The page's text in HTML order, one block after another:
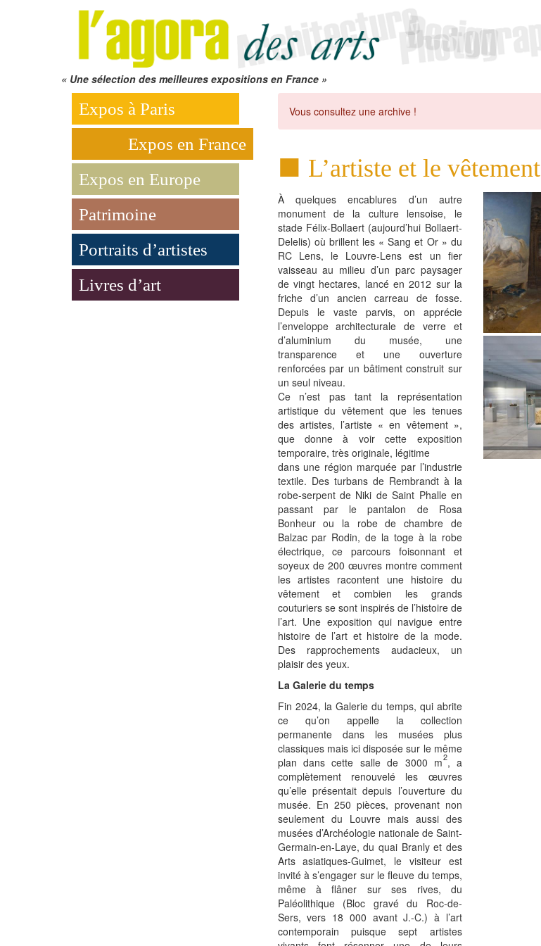
« Une sélection des meilleures expositions en France »
Expos à Paris
Expos en France
Expos en Europe
Patrimoine
Portraits d’artistes
Livres d’art
Vous consultez une archive !
L’artiste et le vêtement
À quelques encablures d’un autre
monument de la culture lensoise, le
stade Félix-Bollaert (aujourd’hui Bollaert-
Delelis) où brillent les « Sang et Or » du
RC Lens, le Louvre-Lens est un fier
vaisseau au milieu d’un parc paysager
de vingt hectares, lancé en 2012 sur la
friche d’un ancien carreau de fosse.
Depuis le vaste parvis, on apprécie
l’enveloppe architecturale de verre et
d’aluminium du musée, une
transparence et une ouverture
renforcées par un bâtiment construit sur
un seul niveau.
Ce n’est pas tant la représentation
artistique du vêtement que les tenues
des artistes, l’artiste « en vêtement »,
que donne à voir cette exposition
temporaire, très originale, légitime
dans une région marquée par l’industrie
textile. Des turbans de Rembrandt à la
robe-serpent de Niki de Saint Phalle en
passant par le pantalon de Rosa
Bonheur ou la robe de chambre de
Balzac par Rodin, de la toge à la robe
électrique, ce parcours foisonnant et
soyeux de 200 œuvres montre comment
les artistes racontent une histoire du
vêtement et combien les grands
couturiers se sont inspirés de l’histoire de
l’art. Une exposition qui navigue entre
histoire de l’art et histoire de la mode.
Des rapprochements audacieux, un
plaisir des yeux.
La Galerie du temps
Fin 2024, la Galerie du temps, qui abrite
ce qu’on appelle la collection
permanente dans les musées plus
classiques mais ici disposée sur le même
plan dans cette salle de 3000 m2, a
complètement renouvelé les œuvres
qu’elle présentait depuis l’ouverture du
musée. En 250 pièces, provenant non
seulement du Louvre mais aussi des
musées d’Archéologie nationale de Saint-
Germain-en-Laye, du quai Branly et des
Arts asiatiques-Guimet, le visiteur est
invité à s’engager sur le fleuve du temps,
même à flâner sur ses rives, du
Paléolithique (Bloc gravé du Roc-de-
Sers, vers 18 000 avant J.-C.) à l’art
contemporain puisque sept artistes